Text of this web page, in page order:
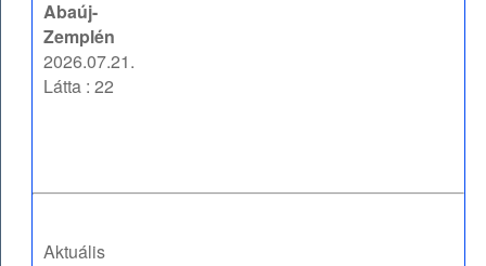
Abaúj-
Zemplén
2026.07.21.
Látta : 22
Aktuális